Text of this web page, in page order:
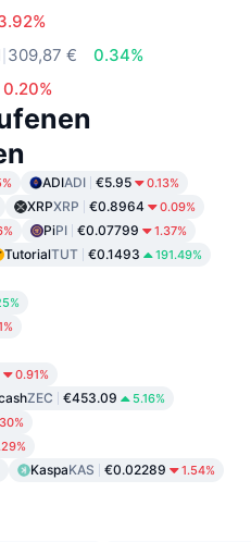
309,87 €
0.34%
0.20%
ADIADI €5.95 0.13%
XRPXRP €0.8964 0.09%
PiPI €0.07799 1.37%
TutorialTUT €0.1493 191.49%
0.91%
ZEC €453.09 5.16%
KaspaKAS €0.02289 1.54%